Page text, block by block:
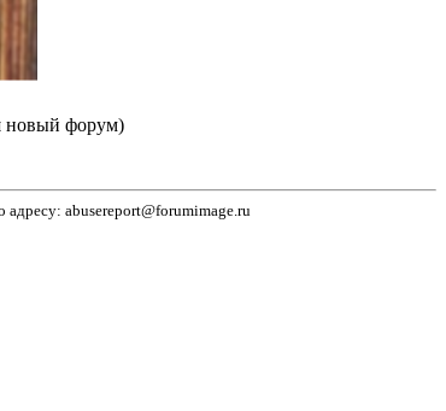
новый форум)
abusereport@forumimage.ru